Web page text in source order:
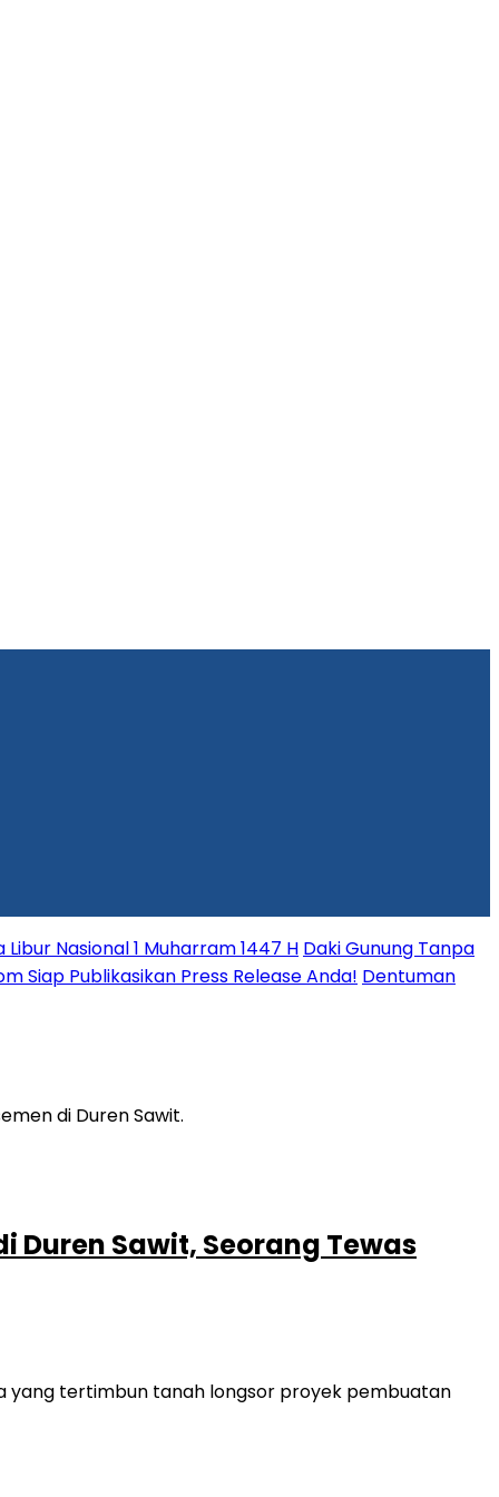
Nasional 1 Muharram 1447 H Daki Gunung Tanpa
Siap Publikasikan Press Release Anda! Dentuman
Duren Sawit, Seorang Tewas
yang tertimbun tanah longsor proyek pembuatan